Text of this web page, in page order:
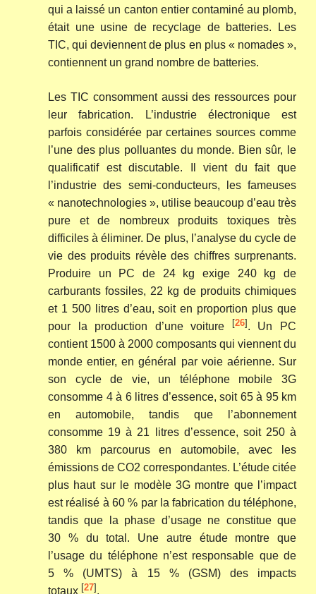
qui a laissé un canton entier contaminé au plomb,
était une usine de recyclage de batteries. Les
TIC, qui deviennent de plus en plus « nomades »,
contiennent un grand nombre de batteries.
Les TIC consomment aussi des ressources pour
leur fabrication. L’industrie électronique est
parfois considérée par certaines sources comme
l’une des plus polluantes du monde. Bien sûr, le
qualificatif est discutable. Il vient du fait que
l’industrie des semi-conducteurs, les fameuses
« nanotechnologies », utilise beaucoup d’eau très
pure et de nombreux produits toxiques très
difficiles à éliminer. De plus, l’analyse du cycle de
vie des produits révèle des chiffres surprenants.
Produire un PC de 24 kg exige 240 kg de
carburants fossiles, 22 kg de produits chimiques
et 1 500 litres d’eau, soit en proportion plus que
pour la production d’une voiture [26]. Un PC
contient 1500 à 2000 composants qui viennent du
monde entier, en général par voie aérienne. Sur
son cycle de vie, un téléphone mobile 3G
consomme 4 à 6 litres d’essence, soit 65 à 95 km
en automobile, tandis que l’abonnement
consomme 19 à 21 litres d’essence, soit 250 à
380 km parcourus en automobile, avec les
émissions de CO2 correspondantes. L’étude citée
plus haut sur le modèle 3G montre que l’impact
est réalisé à 60 % par la fabrication du téléphone,
tandis que la phase d’usage ne constitue que
30 % du total. Une autre étude montre que
l’usage du téléphone n’est responsable que de
5 % (UMTS) à 15 % (GSM) des impacts
totaux [27].